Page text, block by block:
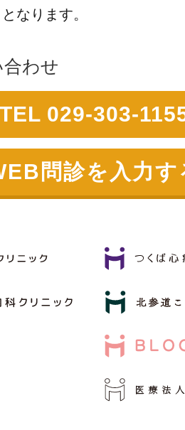
なります。
わせ
TEL 029-303-
問診を入力す